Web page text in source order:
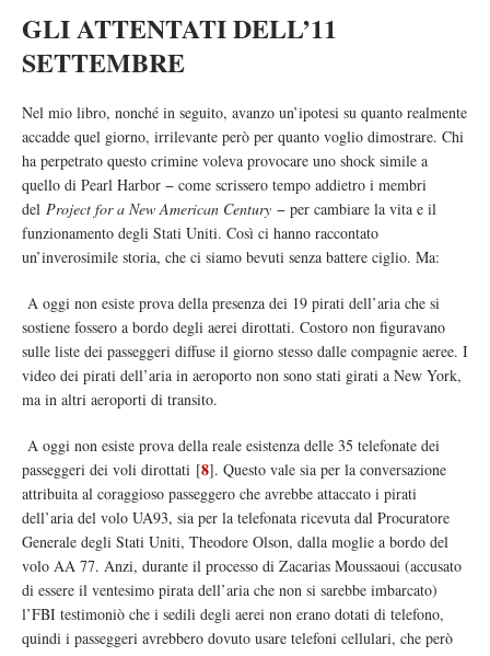
GLI ATTENTATI DELL’11
SETTEMBRE
Nel mio libro, nonché in seguito, avanzo un’ipotesi su quanto realmente
accadde quel giorno, irrilevante però per quanto voglio dimostrare. Chi
ha perpetrato questo crimine voleva provocare uno shock simile a
quello di Pearl Harbor − come scrissero tempo addietro i membri
del Project for a New American Century − per cambiare la vita e il
funzionamento degli Stati Uniti. Così ci hanno raccontato
un’inverosimile storia, che ci siamo bevuti senza battere ciglio. Ma:
A oggi non esiste prova della presenza dei 19 pirati dell’aria che si
sostiene fossero a bordo degli aerei dirottati. Costoro non figuravano
sulle liste dei passeggeri diffuse il giorno stesso dalle compagnie aeree. I
video dei pirati dell’aria in aeroporto non sono stati girati a New York,
ma in altri aeroporti di transito.
A oggi non esiste prova della reale esistenza delle 35 telefonate dei
passeggeri dei voli dirottati [8]. Questo vale sia per la conversazione
attribuita al coraggioso passeggero che avrebbe attaccato i pirati
dell’aria del volo UA93, sia per la telefonata ricevuta dal Procuratore
Generale degli Stati Uniti, Theodore Olson, dalla moglie a bordo del
volo AA 77. Anzi, durante il processo di Zacarias Moussaoui (accusato
di essere il ventesimo pirata dell’aria che non si sarebbe imbarcato)
l’FBI testimoniò che i sedili degli aerei non erano dotati di telefono,
quindi i passeggeri avrebbero dovuto usare telefoni cellulari, che però